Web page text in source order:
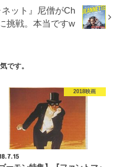
ネット』尼僧がCh
挑戦。本当ですw
です。
2018映画